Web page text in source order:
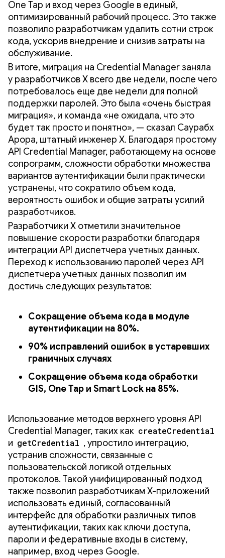
One Tap и вход через Google в единый,
оптимизированный рабочий процесс. Это также
позволило разработчикам удалить сотни строк
кода, ускорив внедрение и снизив затраты на
обслуживание.
В итоге, миграция на Credential Manager заняла
у разработчиков X всего две недели, после чего
потребовалось еще две недели для полной
поддержки паролей. Это была «очень быстрая
миграция», и команда «не ожидала, что это
будет так просто и понятно», — сказал Саурабх
Арора, штатный инженер X. Благодаря простому
API Credential Manager, работающему на основе
сопрограмм, сложности обработки множества
вариантов аутентификации были практически
устранены, что сократило объем кода,
вероятность ошибок и общие затраты усилий
разработчиков.
Разработчики X отметили значительное
повышение скорости разработки благодаря
интеграции API диспетчера учетных данных.
Переход к использованию паролей через API
диспетчера учетных данных позволил им
достичь следующих результатов:
Сокращение объема кода в модуле
аутентификации на 80%.
90% исправлений ошибок в устаревших
граничных случаях
Сокращение объема кода обработки
GIS, One Tap и Smart Lock на 85%.
Использование методов верхнего уровня API
Credential Manager, таких как createCredential
и getCredential , упростило интеграцию,
устранив сложности, связанные с
пользовательской логикой отдельных
протоколов. Такой унифицированный подход
также позволил разработчикам X-приложений
использовать единый, согласованный
интерфейс для обработки различных типов
аутентификации, таких как ключи доступа,
пароли и федеративные входы в систему,
например, вход через Google.